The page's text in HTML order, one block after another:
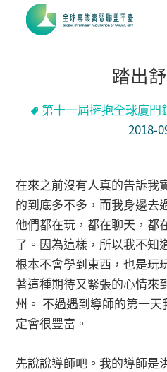
踏出
第十一屆擁抱全球廈門
2018-
在來之前沒有人真的告訴我
的到底多不多，而我身邊去
他們都在玩，都在聊天，都
了。因為這樣，所以我不知
根本不會學到東西，也是玩
著這種期待又緊張的心情來
州。 不過遇到導師的第一
定會很豐富。
先說說導師吧。我的導師是